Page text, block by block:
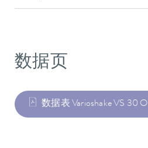
数据页
数据表 Varioshake VS 30 O